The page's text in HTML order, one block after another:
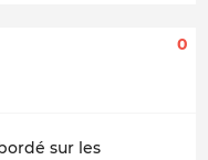
0
sur les